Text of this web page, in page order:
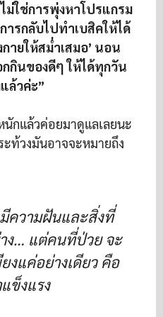
ม่ใช่การพุ่งหาโปรแกรม
รกลับไปทำเบสิคให้ได้
ายให้สม่ำเสมอ’ นอน
กินของดีๆ ให้ได้ทุกวัน
ล้วค่ะ”
นักแล้วค่อยมาดูแลเลยนะ
ะท้วงมันอาจจะหมายถึง
ความฝันและสิ่งที่
ง… แต่คนที่ป่วย จะ
งแค่อย่างเดียว คือ
ข็งแรง